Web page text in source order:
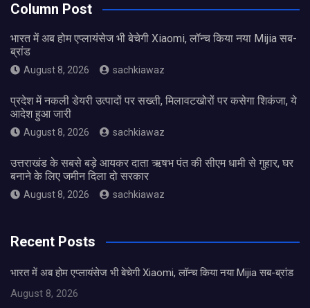
Column Post
भारत में अब होम एप्लायंसेज भी बेचेगी Xiaomi, लॉन्च किया नया Mijia सब-
ब्रांड
August 8, 2026 sachkiawaz
प्रदेश में नकली डेयरी उत्पादों पर सख्ती, मिलावटखोरों पर कसेगा शिकंजा, ये
आदेश हुआ जारी
August 8, 2026 sachkiawaz
उत्तराखंड के सबसे बड़े आयकर दाता ऋषभ पंत की सीएम धामी से गुहार, घर
बनाने के लिए जमीन दिला दो सरकार
August 8, 2026 sachkiawaz
Recent Posts
भारत में अब होम एप्लायंसेज भी बेचेगी Xiaomi, लॉन्च किया नया Mijia सब-ब्रांड
August 8, 2026